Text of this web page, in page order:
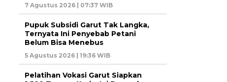
7 Agustus 2026 | 07:37 WIB
Pupuk Subsidi Garut Tak Langka,
Ternyata Ini Penyebab Petani
Belum Bisa Menebus
5 Agustus 2026 | 19:36 WIB
Pelatihan Vokasi Garut Siapkan